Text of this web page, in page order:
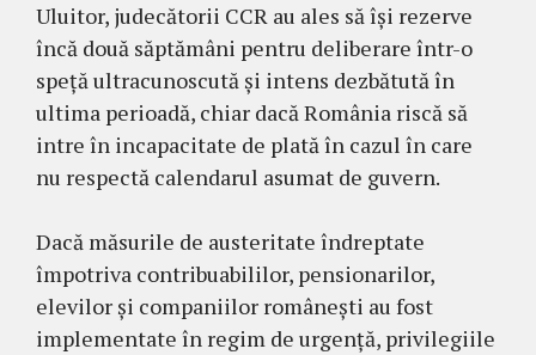
Uluitor, judecătorii CCR au ales să își rezerve
încă două săptămâni pentru deliberare într-o
speță ultracunoscută și intens dezbătută în
ultima perioadă, chiar dacă România riscă să
intre în incapacitate de plată în cazul în care
nu respectă calendarul asumat de guvern.
Dacă măsurile de austeritate îndreptate
împotriva contribuabililor, pensionarilor,
elevilor și companiilor românești au fost
implementate în regim de urgență, privilegiile